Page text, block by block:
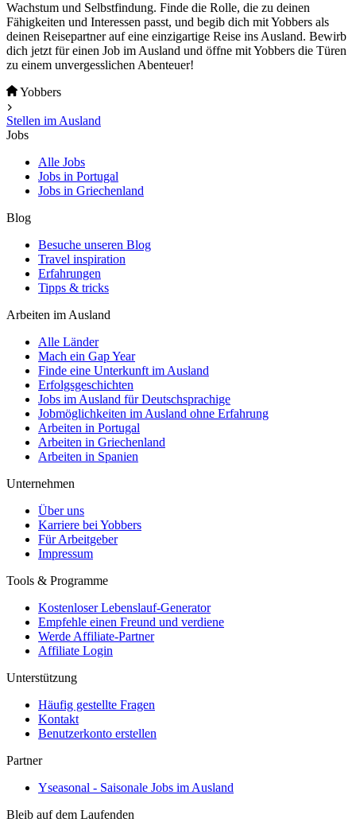
Wachstum und Selbstfindung. Finde die Rolle, die zu deinen
Fähigkeiten und Interessen passt, und begib dich mit Yobbers als
deinen Reisepartner auf eine einzigartige Reise ins Ausland. Bewirb
dich jetzt für einen Job im Ausland und öffne mit Yobbers die Türen
zu einem unvergesslichen Abenteuer!
Yobbers
Stellen im Ausland
Jobs
Alle Jobs
Jobs in Portugal
Jobs in Griechenland
Blog
Besuche unseren Blog
Travel inspiration
Erfahrungen
Tipps & tricks
Arbeiten im Ausland
Alle Länder
Mach ein Gap Year
Finde eine Unterkunft im Ausland
Erfolgsgeschichten
Jobs im Ausland für Deutschsprachige
Jobmöglichkeiten im Ausland ohne Erfahrung
Arbeiten in Portugal
Arbeiten in Griechenland
Arbeiten in Spanien
Unternehmen
Über uns
Karriere bei Yobbers
Für Arbeitgeber
Impressum
Tools & Programme
Kostenloser Lebenslauf-Generator
Empfehle einen Freund und verdiene
Werde Affiliate-Partner
Affiliate Login
Unterstützung
Häufig gestellte Fragen
Kontakt
Benutzerkonto erstellen
Partner
Yseasonal - Saisonale Jobs im Ausland
Bleib auf dem Laufenden